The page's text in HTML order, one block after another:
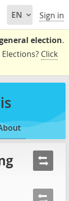
Sign in
election.
Click